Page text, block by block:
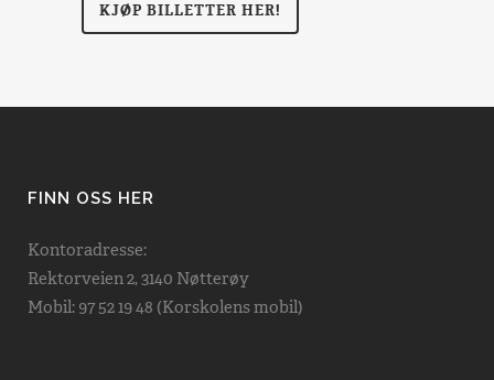
KJØP BILLETTER HER!
FINN OSS HER
Kontoradresse:
Rektorveien 2, 3140 Nøtterøy
Mobil: 97 52 19 48 (Korskolens mobil)